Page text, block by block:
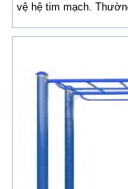
vệ hệ tim mạch.